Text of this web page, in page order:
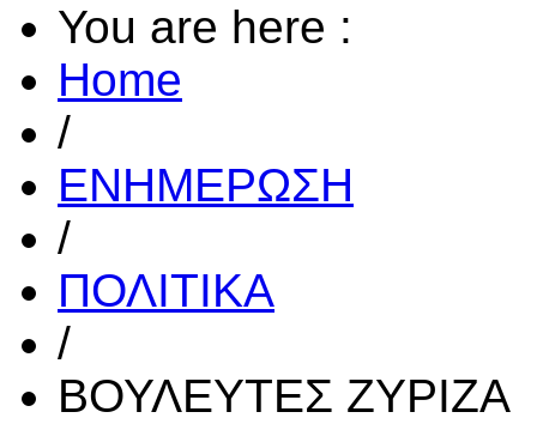
You are here :
Home
/
ΕΝΗΜΕΡΩΣΗ
/
ΠΟΛΙΤΙΚΑ
/
ΒΟΥΛΕΥΤΕΣ ΖΥΡΙΖΑ